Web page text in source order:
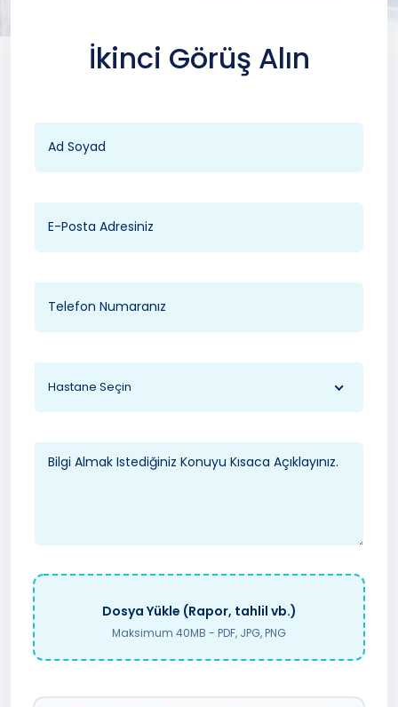
İkinci Görüş Alın
Hastane Seçin
Dosya Yükle (Rapor, tahlil vb.)
Maksimum 40MB - PDF, JPG, PNG